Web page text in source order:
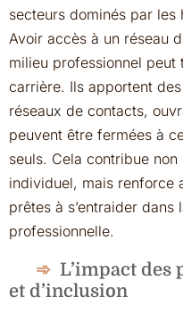
secteurs dominés par les
Avoir accès à un réseau
milieu professionnel peut
carrière. Ils apportent
réseaux de contacts,
peuvent être fermées à
seuls. Cela contribue
individuel, mais renforce
prêtes à s’entraider dans
professionnelle.
L’impact des
et d’inclusion